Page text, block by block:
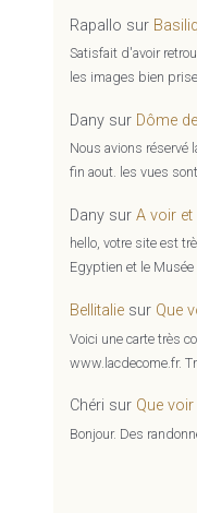
Rapallo sur
Satisfait d'avoir
les images bien
Dany sur Dôme
Nous avions réservé
fin aout. les vues
Dany sur A voir et
hello, votre site est
Egyptien et le
Bellitalie sur Que
Voici une carte très
www.lacdecome.fr.
Chéri sur Que
Bonjour. Des